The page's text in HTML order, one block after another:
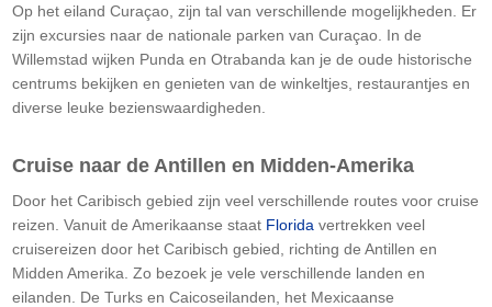
Op het eiland Curaçao, zijn tal van verschillende mogelijkheden. Er
zijn excursies naar de nationale parken van Curaçao. In de
Willemstad wijken Punda en Otrabanda kan je de oude historische
centrums bekijken en genieten van de winkeltjes, restaurantjes en
diverse leuke bezienswaardigheden.
Cruise naar de Antillen en Midden-Amerika
Door het Caribisch gebied zijn veel verschillende routes voor cruise
reizen. Vanuit de Amerikaanse staat Florida vertrekken veel
cruisereizen door het Caribisch gebied, richting de Antillen en
Midden Amerika. Zo bezoek je vele verschillende landen en
eilanden. De Turks en Caicoseilanden, het Mexicaanse